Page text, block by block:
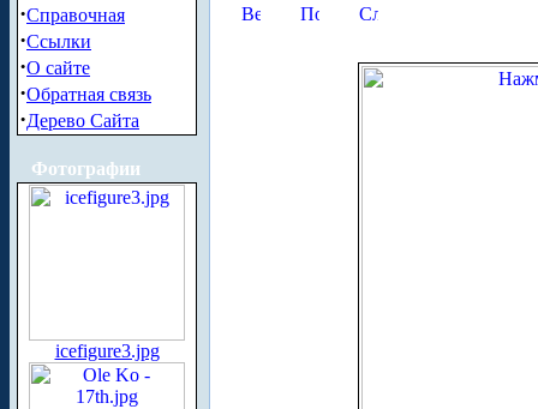
·Справочная
·Ссылки
·О сайте
·Обратная связь
·Дерево Сайта
Фотографии
icefigure3.jpg